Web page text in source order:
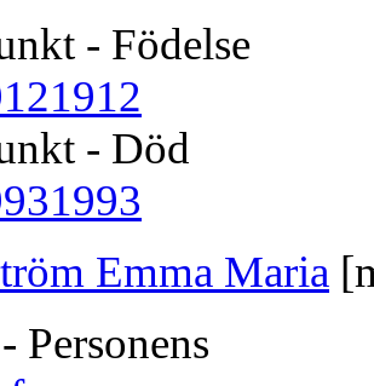
- Födelse
1912
- Död
1993
Emma Maria
Personens